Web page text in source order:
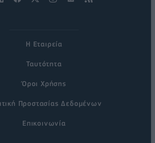
Η Εταιρεία
Ταυτότητα
Όροι Χρήσης
Προστασίας Δεδομένων
Επικοινωνία